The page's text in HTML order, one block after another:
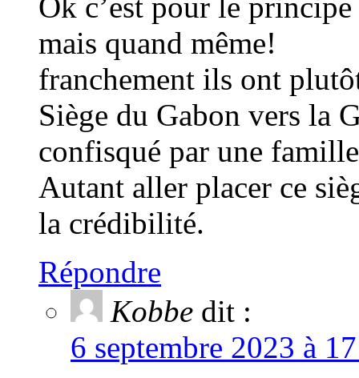
Ok c’est pour le
mais quand même!
franchement ils ont
Siège du Gabon vers la
confisqué par une
Autant aller placer ce
la crédibilité.
Répondre
Kobbe dit :
6 septembre 2023 à